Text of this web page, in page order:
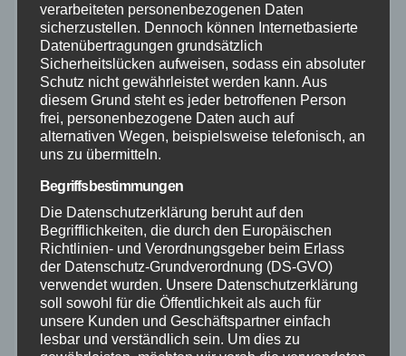
Neuwied
Polizei
Rettungsdienst
THW
Veranstaltungen
Video
verarbeiteten personenbezogenen Daten
sicherzustellen. Dennoch können Internetbasierte
Datenübertragungen grundsätzlich
Sicherheitslücken aufweisen, sodass ein absoluter
Schutz nicht gewährleistet werden kann. Aus
diesem Grund steht es jeder betroffenen Person
frei, personenbezogene Daten auch auf
alternativen Wegen, beispielsweise telefonisch, an
uns zu übermitteln.
Begriffsbestimmungen
Die Datenschutzerklärung beruht auf den
Begrifflichkeiten, die durch den Europäischen
Richtlinien- und Verordnungsgeber beim Erlass
der Datenschutz-Grundverordnung (DS-GVO)
verwendet wurden. Unsere Datenschutzerklärung
soll sowohl für die Öffentlichkeit als auch für
unsere Kunden und Geschäftspartner einfach
lesbar und verständlich sein. Um dies zu